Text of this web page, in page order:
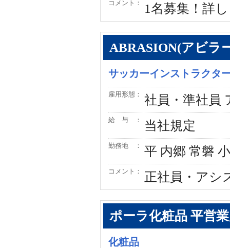
コメント： 1名募集！詳
ABRASION(アビラ
サッカーインストラクタ
雇用形態： 社員・準社員
給 与 ： 当社規定
勤務地 ： 平 内郷 常磐
コメント： 正社員・アシ
ポーラ化粧品 平営
化粧品